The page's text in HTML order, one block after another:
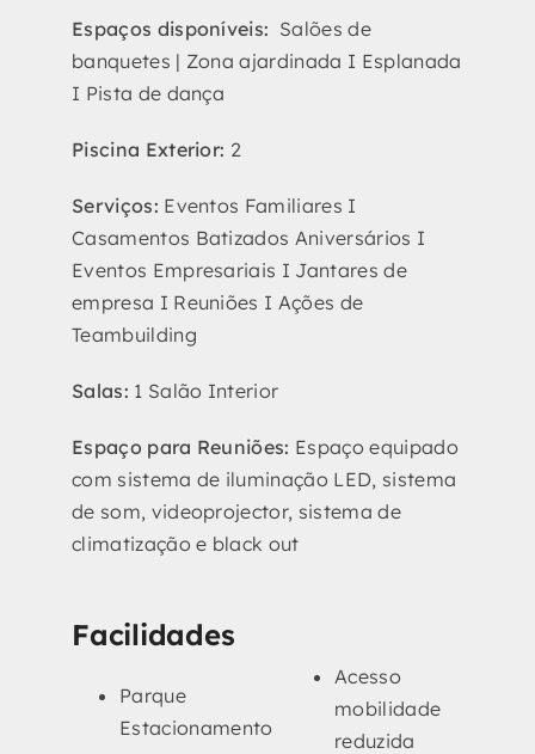
Espaços disponíveis: Salões de
banquetes | Zona ajardinada I Esplanada
I Pista de dança
Piscina Exterior: 2
Serviços: Eventos Familiares I
Casamentos Batizados Aniversários I
Eventos Empresariais I Jantares de
empresa I Reuniões I Ações de
Teambuilding
Salas: 1 Salão Interior
Espaço para Reuniões: Espaço equipado
com sistema de iluminação LED, sistema
de som, videoprojector, sistema de
climatização e black out
Facilidades
Parque
Estacionamento
Acesso
mobilidade
reduzida